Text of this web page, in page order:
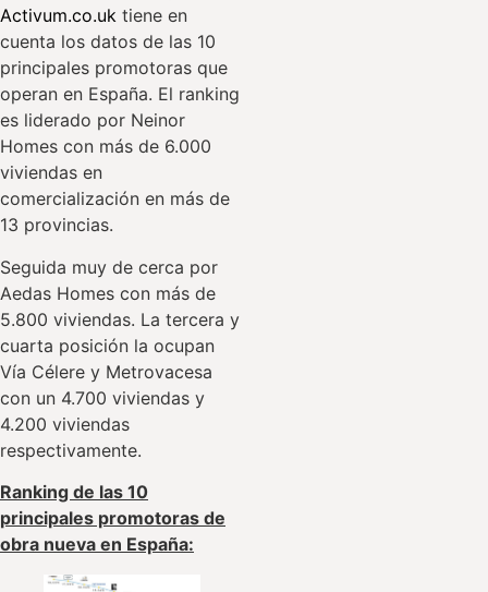
Activum.co.uk tiene en
cuenta los datos de las 10
principales promotoras que
operan en España. El ranking
es liderado por Neinor
Homes con más de 6.000
viviendas en
comercialización en más de
13 provincias.
Seguida muy de cerca por
Aedas Homes con más de
5.800 viviendas. La tercera y
cuarta posición la ocupan
Vía Célere y Metrovacesa
con un 4.700 viviendas y
4.200 viviendas
respectivamente.
Ranking de las 10
principales promotoras de
obra nueva en España: